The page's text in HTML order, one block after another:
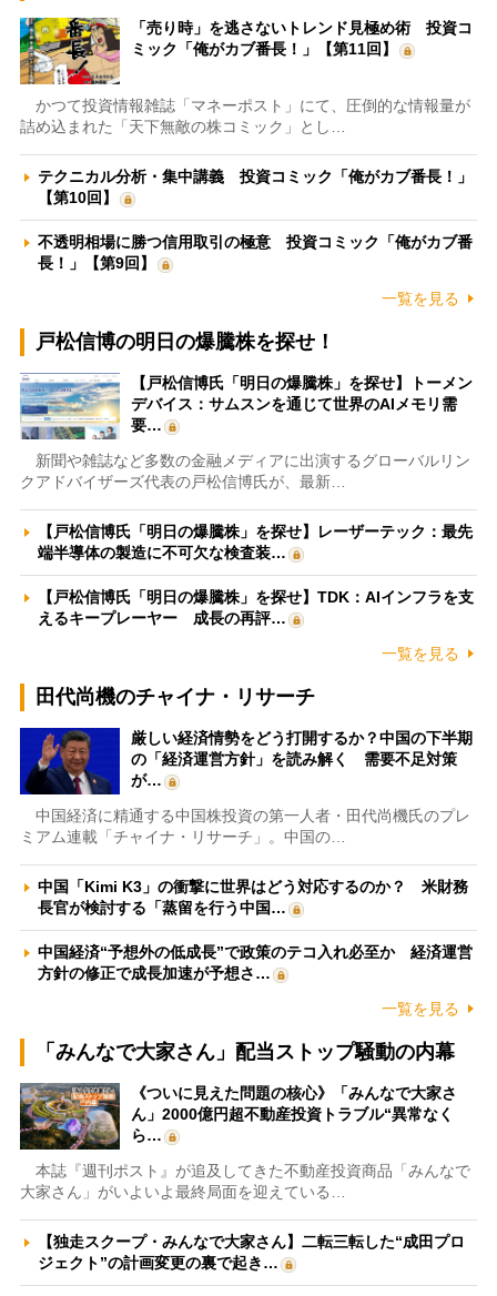
「売り時」を逃さないトレンド見極め術 投資コ
ミック「俺がカブ番長！」【第11回】
かつて投資情報雑誌「マネーポスト」にて、圧倒的な情報量が
詰め込まれた「天下無敵の株コミック」とし…
テクニカル分析・集中講義 投資コミック「俺がカブ番長！」
【第10回】
不透明相場に勝つ信用取引の極意 投資コミック「俺がカブ番
長！」【第9回】
一覧を見る
戸松信博の明日の爆騰株を探せ！
【戸松信博氏「明日の爆騰株」を探せ】トーメン
デバイス：サムスンを通じて世界のAIメモリ需
要…
新聞や雑誌など多数の金融メディアに出演するグローバルリン
クアドバイザーズ代表の戸松信博氏が、最新…
【戸松信博氏「明日の爆騰株」を探せ】レーザーテック：最先
端半導体の製造に不可欠な検査装…
【戸松信博氏「明日の爆騰株」を探せ】TDK：AIインフラを支
えるキープレーヤー 成長の再評…
一覧を見る
田代尚機のチャイナ・リサーチ
厳しい経済情勢をどう打開するか？中国の下半期
の「経済運営方針」を読み解く 需要不足対策
が…
中国経済に精通する中国株投資の第一人者・田代尚機氏のプレ
ミアム連載「チャイナ・リサーチ」。中国の…
中国「Kimi K3」の衝撃に世界はどう対応するのか？ 米財務
長官が検討する「蒸留を行う中国…
中国経済“予想外の低成長”で政策のテコ入れ必至か 経済運営
方針の修正で成長加速が予想さ…
一覧を見る
「みんなで大家さん」配当ストップ騒動の内幕
《ついに見えた問題の核心》「みんなで大家さ
ん」2000億円超不動産投資トラブル“異常なく
ら…
本誌『週刊ポスト』が追及してきた不動産投資商品「みんなで
大家さん」がいよいよ最終局面を迎えている…
【独走スクープ・みんなで大家さん】二転三転した“成田プロ
ジェクト”の計画変更の裏で起き…